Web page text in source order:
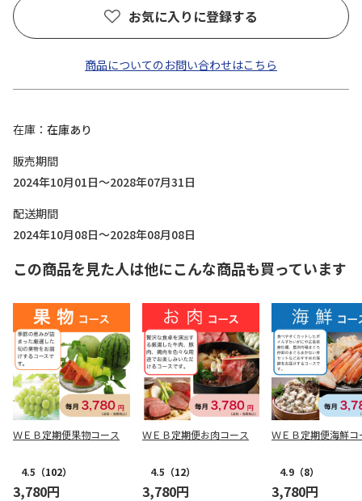
お気に入りに登録する
商品についてのお問い合わせはこちら
在庫
在庫あり
販売期間
2024年10月01日～2028年07月31日
配送期間
2024年10月08日～2028年08月08日
この商品を見た人は他にこんな商品も買っています
ＷＥＢ定期便果物コース
4.5 （102）
3,780円
ＷＥＢ定期便お肉コース
4.5 （12）
3,780円
ＷＥＢ定期便海鮮コ
4.9 （8）
3,780円